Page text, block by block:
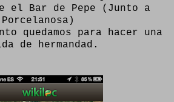
el Bar de Pepe (Junto a
Porcelanosa)
quedamos para hacer una
de hermandad.